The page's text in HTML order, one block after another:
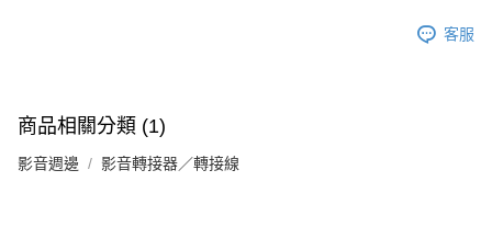
客服
商品相關分類 (1)
影音週邊 影音轉接器／轉接線